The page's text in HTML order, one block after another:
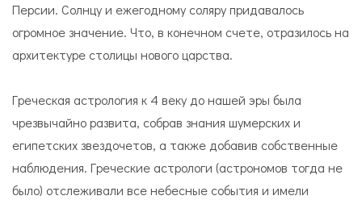
Персии. Солнцу и ежегодному соляру придавалось
огромное значение. Что, в конечном счете, отразилось на
архитектуре столицы нового царства.
Греческая астрология к 4 веку до нашей эры была
чрезвычайно развита, собрав знания шумерских и
египетских звездочетов, а также добавив собственные
наблюдения. Греческие астрологи (астрономов тогда не
было) отслеживали все небесные события и имели